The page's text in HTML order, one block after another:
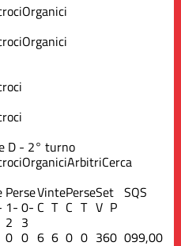
Organici
Organici
D - 2° turno
OrganiciArbitriCerca
PerseVintePerseSet SQS
1-
2
0-
3
C T C T V P
0 0 6 6 0 0 360 099,00